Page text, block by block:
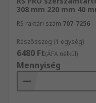
308 mm 220 mm 40
RS raktári szám 707-7256
Részösszeg (1 egység)
6480 Ft(ÁFA nélkül)
Mennyiség